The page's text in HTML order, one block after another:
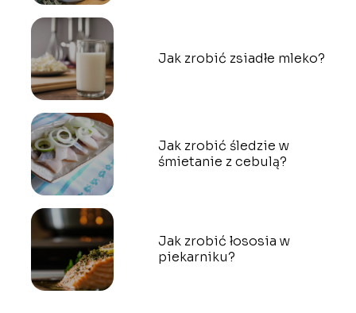
Jak zrobić zsiadłe mleko?
Jak zrobić śledzie w
śmietanie z cebulą?
Jak zrobić łososia w
piekarniku?